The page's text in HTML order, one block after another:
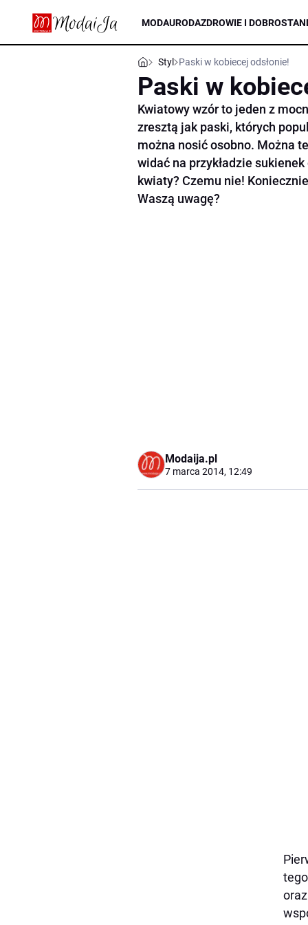
MODAURODAZDROWIE I DOBROSTAN
Styl Paski w kobiecej odsłonie!
Paski w
Kwiatowy wzór to jeden z
zresztą jak paski, których
można nosić osobno. Można
widać na przykładzie
kwiaty? Czemu nie!
Waszą uwagę?
Modaija.pl
7 marca 2014, 12:49